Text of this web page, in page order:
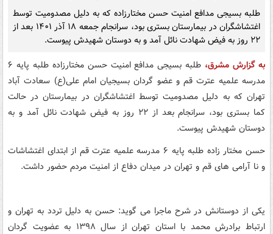
طلبه بسیجی مدافع امنیت حسن مختارزاده که به دلیل مصدومیت توسط
اغتشاشگران در بیمارستان بستری بود، سرانجام جمعه ۱۸ آذر ۱۴۰۱ بعد از
۲۲ روز به فیض شهادت نائل آمد و به دوستان شهیدش پیوست.
به گزارش مشرق،
طلبه بسیجی مدافع امنیت حسن مختارزاده طلبه پایه ۶
مدرسه علمیه عترت قم و عضو گردان بسیجیان امام علی(ع) سعادت آباد
تهران که به دلیل مصدومیت توسط اغتشاشگران در بیمارستان در حالت
کما بستری بود، سرانجام بعد از ۲۲ روز به فیض شهادت نائل آمد و به
دوستان شهیدش پیوست.
حسن مختار زاده طلبه پایه ۶ مدرسه علمیه عترت قم از ابتدای اغتشاشات
و نا آرامی های قم و تهران در میدان دفاع از امنیت مردم حضور داشت.
یکی از دوستانش در شرح ماجرا می گوید: حسن به دلیل تردد به تهران و
ارتباط برادرش محمد با استان تهران از سال ۱۳۹۸ به عضویت گردان